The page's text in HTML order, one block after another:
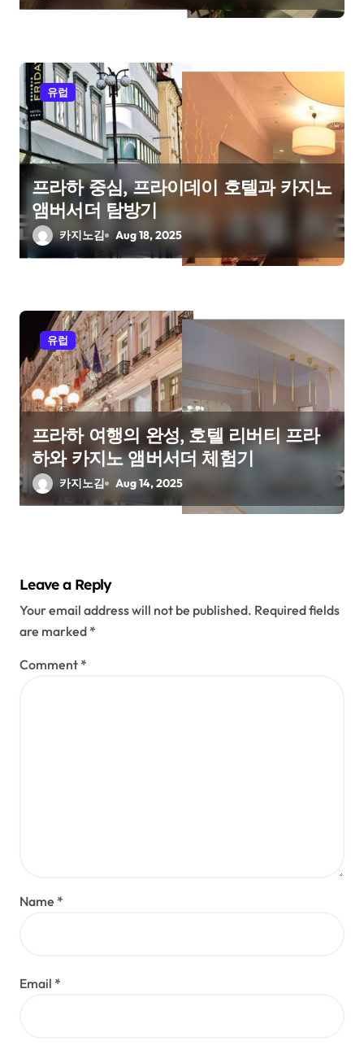
유럽
프라하 중심, 프라이데이 호텔과 카지노
앰버서더 탐방기
카지노김 Aug 18, 2025
유럽
프라하 여행의 완성, 호텔 리버티 프라
하와 카지노 앰버서더 체험기
카지노김 Aug 14, 2025
Leave a Reply
Your email address will not be published. Required fields
are marked *
Comment *
Name *
Email *